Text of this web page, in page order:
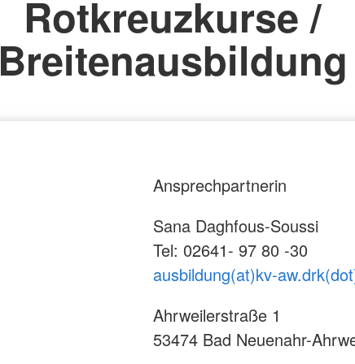
Rotkreuzkurse /
Breitenausbildung
Ansprechpartnerin
Sana Daghfous-Soussi
Tel: 02641- 97 80 -30
ausbildung(at)kv-
Ahrweilerstraße 1
53474 Bad Neuenahr-